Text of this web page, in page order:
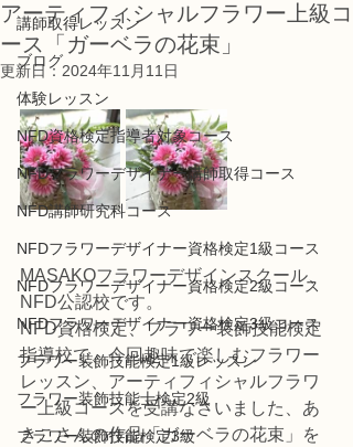
講師取得レッスン
ブログ
体験レッスン
NFD資格検定指導者対象コース
NFDフラワーデザイナー講師取得コース
NFD講師研究科コース
NFDフラワーデザイナー資格検定1級コース
NFDフラワーデザイナー資格検定2級コース
NFDフラワーデザイナー資格検定3級コース
フラワー装飾技能検定1級レッスン
フラワー装飾技能士検定2級
フラワー装飾技能検定3級
アーティフィシャルフラワー上級コ
ース「ガーベラの花束」
更新日： 2024年11月11日
MASAKOフラワーデザインスクール、
NFD公認校です。
NFD資格検定、フラワー装飾技能検定
指導校で、今回趣味で楽しむフラワー
レッスン、アーティフィシャルフラワ
ー上級コースを受講なさいました、あ
きこさんの作品「ガーベラの花束」を